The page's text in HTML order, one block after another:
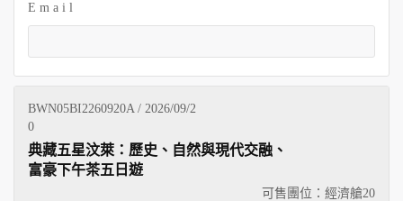
E m a i l
BWN05BI2260920A / 2026/09/2
0
可售團位：經濟艙20
典藏五星汶萊：歷史、自然與現代交融、
富豪下午茶五日遊